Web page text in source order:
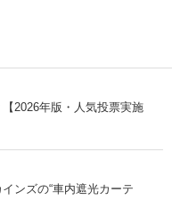
2026年版・人気投票実施
ンズの“車内遮光カーテ